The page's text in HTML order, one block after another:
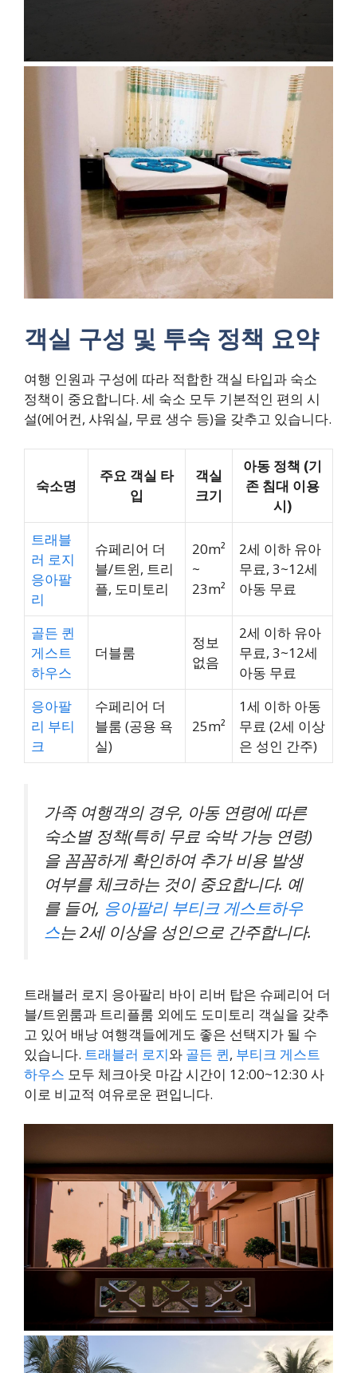
객실 구성 및 투숙 정책 요약
여행 인원과 구성에 따라 적합한 객실 타입과 숙소
정책이 중요합니다. 세 숙소 모두 기본적인 편의 시
설(에어컨, 샤워실, 무료 생수 등)을 갖추고 있습니다.
숙소명
주요 객실 타
입
객실
크기
아동 정책 (기
존 침대 이용
시)
트래블
러 로지
응아팔
리
슈페리어 더
블/트윈, 트리
플, 도미토리
20m²
~
23m²
2세 이하 유아
무료, 3~12세
아동 무료
골든 퀸
게스트
하우스
더블룸
정보
없음
2세 이하 유아
무료, 3~12세
아동 무료
응아팔
리 부티
크
수페리어 더
블룸 (공용 욕
실)
25m²
1세 이하 아동
무료 (2세 이상
은 성인 간주)
가족 여행객의 경우, 아동 연령에 따른
숙소별 정책(특히 무료 숙박 가능 연령)
을 꼼꼼하게 확인하여 추가 비용 발생
여부를 체크하는 것이 중요합니다. 예
를 들어, 응아팔리 부티크 게스트하우
스는 2세 이상을 성인으로 간주합니다.
트래블러 로지 응아팔리 바이 리버 탑은 슈페리어 더
블/트윈룸과 트리플룸 외에도 도미토리 객실을 갖추
고 있어 배낭 여행객들에게도 좋은 선택지가 될 수
있습니다. 트래블러 로지와 골든 퀸, 부티크 게스트
하우스 모두 체크아웃 마감 시간이 12:00~12:30 사
이로 비교적 여유로운 편입니다.